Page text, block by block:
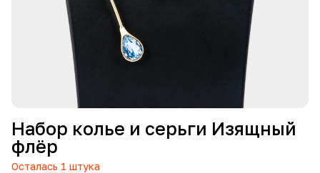
Набор колье и серьги Изящный
флёр
Осталась 1 штука